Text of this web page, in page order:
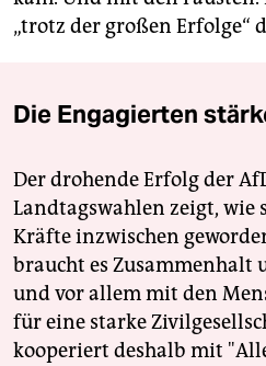
„trotz der großen Erfolge“
Die Engagierten
Der drohende Erfolg der
Landtagswahlen zeigt, wie
Kräfte inzwischen
braucht es Zusammenhalt
und vor allem mit den
für eine starke
kooperiert deshalb mit